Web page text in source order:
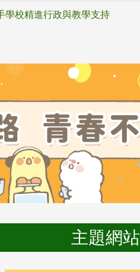
學校精進行政與教學支持
主題網站